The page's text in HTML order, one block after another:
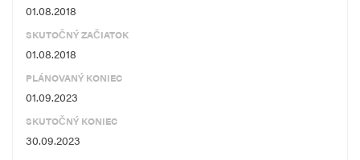
01.08.2018
SKUTOČNÝ ZAČIATOK
01.08.2018
PLÁNOVANÝ KONIEC
01.09.2023
SKUTOČNÝ KONIEC
30.09.2023